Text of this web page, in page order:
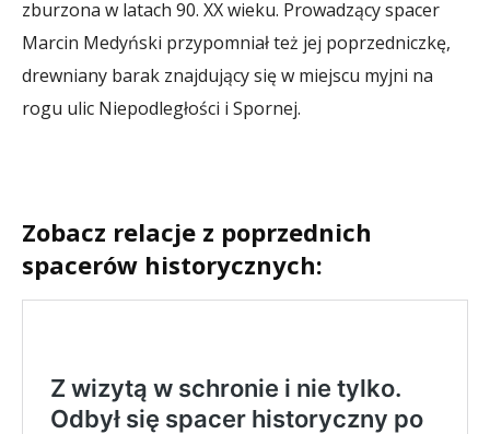
zburzona w latach 90. XX wieku. Prowadzący spacer
Marcin Medyński przypomniał też jej poprzedniczkę,
drewniany barak znajdujący się w miejscu myjni na
rogu ulic Niepodległości i Spornej.
Zobacz relacje z poprzednich
spacerów historycznych: